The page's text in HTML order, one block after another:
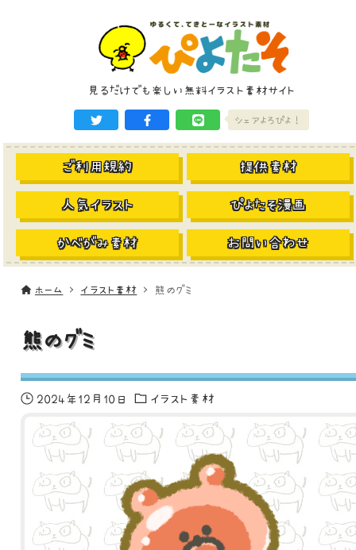
見るだけでも楽しい無料イラスト素材サイト
シェアよろぴよ！
ご利用規約 提供素材
人気イラスト ぴよたそ漫画
かべがみ素材 お問い合わせ
ホーム イラスト素材 熊のグミ
熊のグミ
2024年12月10日 イラスト素材